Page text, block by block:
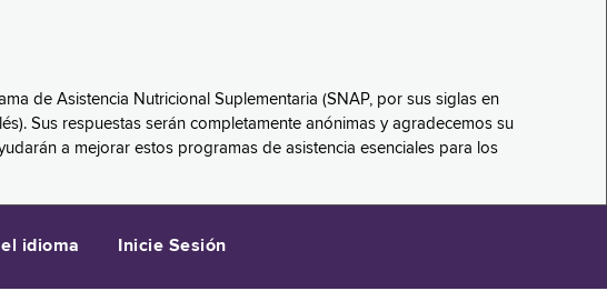
de Asistencia Nutricional Suplementaria (SNAP, por sus siglas en
Sus respuestas serán completamente anónimas y agradecemos su
a mejorar estos programas de asistencia esenciales para los
idioma Inicie Sesión